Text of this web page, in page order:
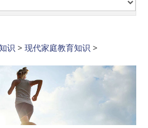
识 > 现代家庭教育知识 >